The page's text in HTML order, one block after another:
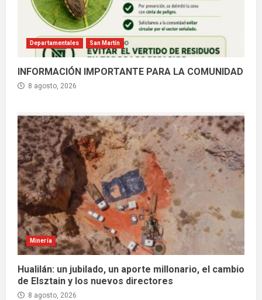
Departamentales San Martín
INFORMACIÓN IMPORTANTE PARA LA COMUNIDAD
8 agosto, 2026
Minería
Hualilán: un jubilado, un aporte millonario, el cambio
de Elsztain y los nuevos directores
8 agosto, 2026